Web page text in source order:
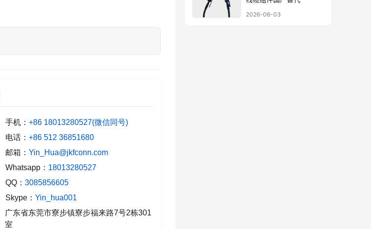
手机： +86 18013280527(微信同号)
电话： +86 512 36851680
邮箱： Yin_Hua@jkfconn.com
Whatsapp： 18013280527
QQ： 3085856605
Skype： Yin_hua001
广东省东莞市寮步镇寮步福来路7号2栋301
室
2026-06-03